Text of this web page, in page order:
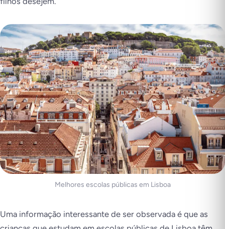
Melhores escolas públicas em Lisboa
Uma informação interessante de ser observada é que as